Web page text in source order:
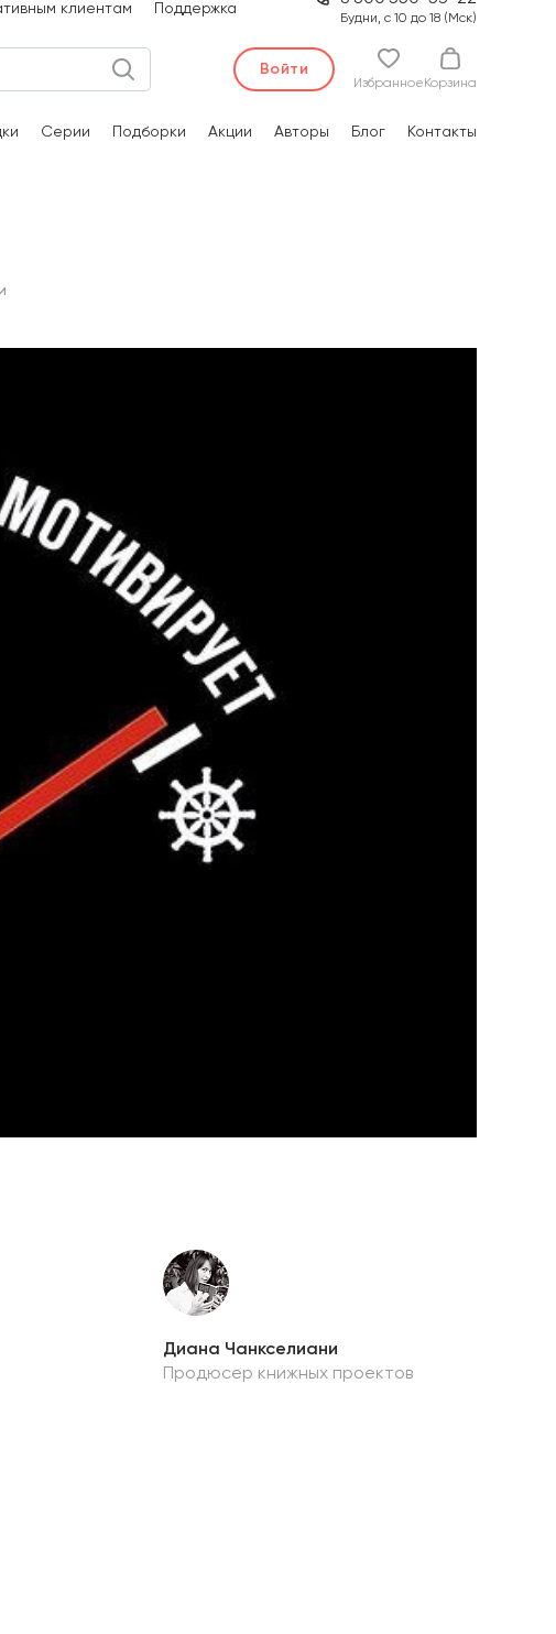
клиентам Поддержка
Будни, с 10 до 18 (Мск)
Войти
Избранное Корзина
Серии Подборки Акции Авторы Блог Контакты
Диана Чанкселиани
Продюсер книжных проектов